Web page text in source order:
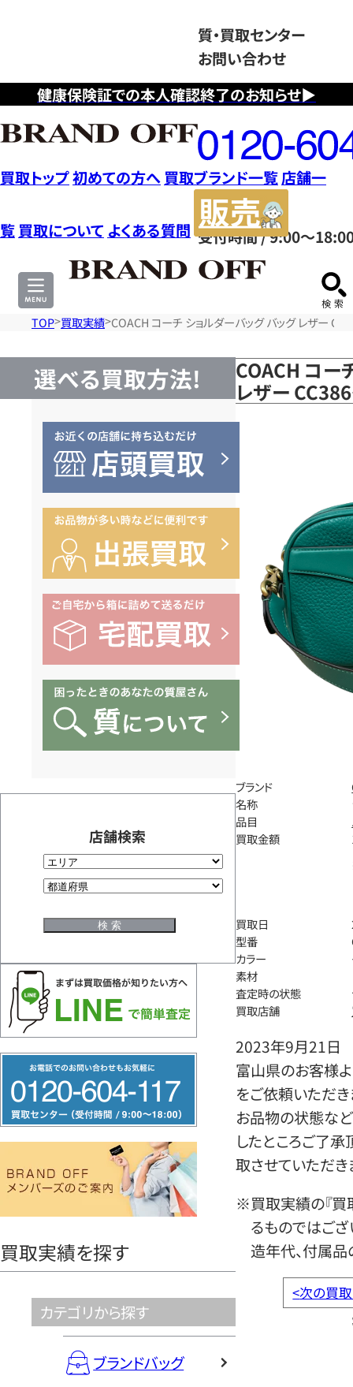
健康保険証での本人確認終了のお知らせ▶
質・買取センター
お問い合わせ
フ
リ
ー
ダ
イ
ヤ
ル
0120604117
受付時間 / 9:00～
買取トップ初めての方へ 買取ブランド一覧店舗一
覧 買取について よくある質問
サ
TOP 買取実績 COACH コーチ ショルダーバッグ バッグ レザー
選べる買取方法!
店舗検索
リ
ー
ヤ
買取実績を探す
カテゴリから探す
ブランドバッグ
COACH コー
レザー
ブランド
名称
品目
買取金額
買取日
型番
カラー
素材
査定時の状態
買取店舗
2023年9月21日
富山県のお客様
をご依頼いただき
お品物の状態など
したところご了
取させていただき
※買取実績の『買
るものではござ
造年代、付属品
<次の買